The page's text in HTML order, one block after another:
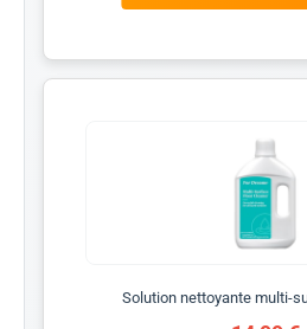
Solution nettoyante multi-